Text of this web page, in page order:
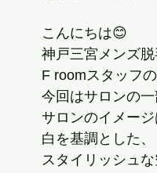
こんにちは😊
神戸三宮メンズ
F roomスタッフ
今回はサロンの
サロンのイメージ
白を基調とした、
スタイリッシュな